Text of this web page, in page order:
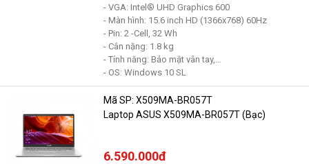
- VGA: Intel® UHD Graphics 600
- Màn hình: 15.6 inch HD (1366x768) 60Hz
- Pin: 2 -Cell, 32 Wh
- Cân nặng: 1.8 kg
- Tính năng: Bảo mật vân tay,…
- OS: Windows 10 SL
Mã SP: X509MA-BR057T
Laptop ASUS X509MA-BR057T (Bạc)
6.590.000đ